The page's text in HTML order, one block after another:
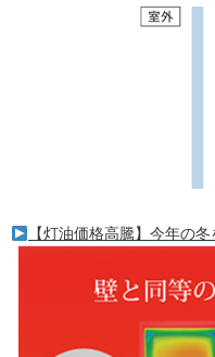
【灯油価格高騰】今年の